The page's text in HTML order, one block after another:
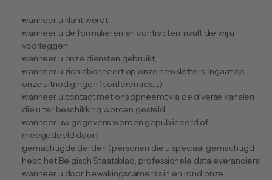
wanneer u klant wordt;
wanneer u de formulieren en contracten invult die wij u
voorleggen;
wanneer u onze diensten gebruikt;
wanneer u zich abonneert op onze newsletters, ingaat op
onze uitnodigingen (conferenties, ...)
wanneer u contact met ons opneemt via de diverse kanalen
die u ter beschikking worden gesteld;
wanneer uw gegevens worden gepubliceerd of
meegedeeld door:
gemachtigde derden (personen die u speciaal gemachtigd
hebt, het Belgisch Staatsblad, professionele dataleveranciers
wanneer u door bewakingscamera’s in en rond onze